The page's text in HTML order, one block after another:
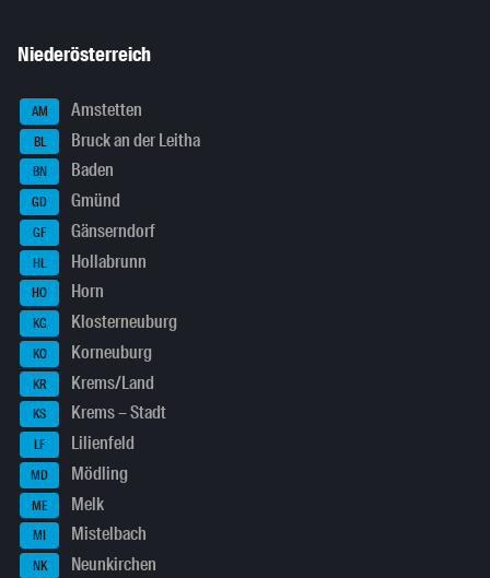
Niederösterreich
AM Amstetten
BL Bruck an der Leitha
BN Baden
GD Gmünd
GF Gänserndorf
HL Hollabrunn
HO Horn
KG Klosterneuburg
KO Korneuburg
KR Krems/Land
KS Krems – Stadt
LF Lilienfeld
MD Mödling
ME Melk
MI Mistelbach
NK Neunkirchen